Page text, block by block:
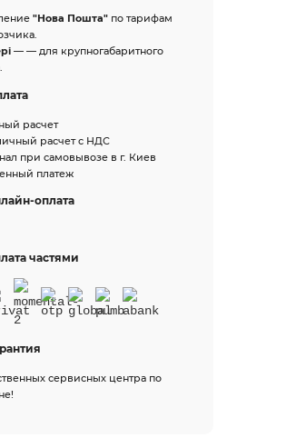
"Нова Пошта" по тарифам
— — для крупногабаритного
расчет
расчет с НДС
при самовывозе в г. Киев
платеж
оплата
частями
сервисных центра по